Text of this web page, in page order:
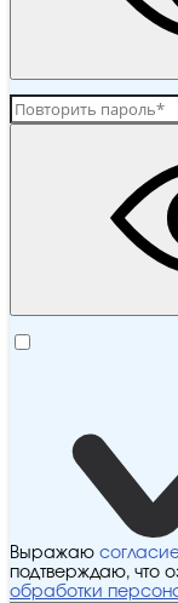
Выражаю
подтверждаю, что
обработки